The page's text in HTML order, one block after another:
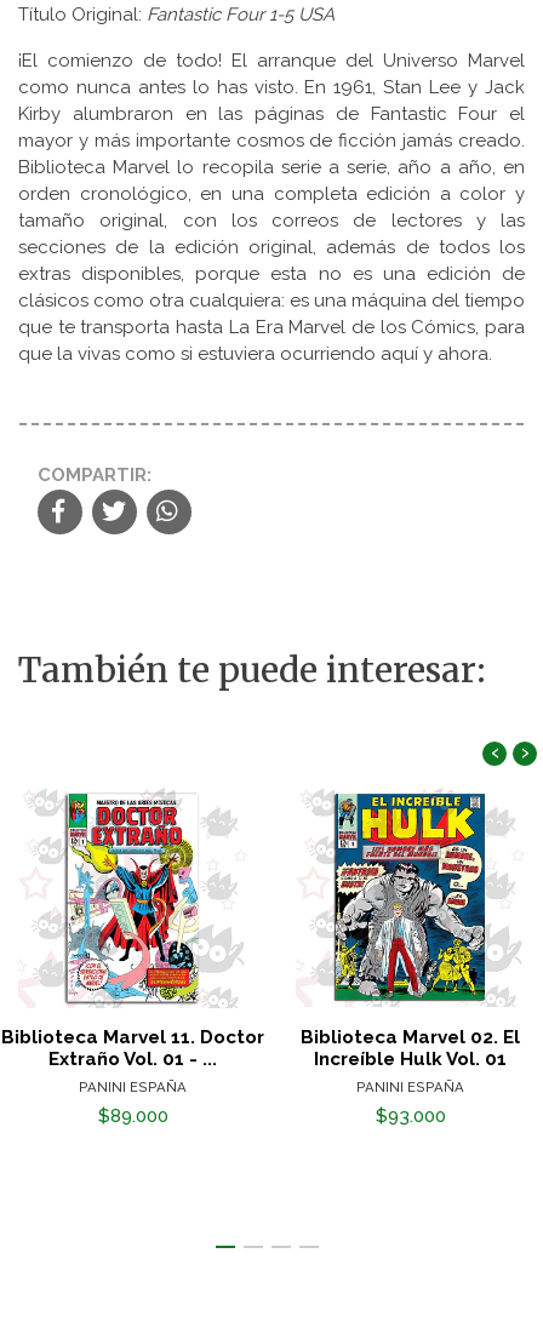
Título Original: Fantastic Four 1-5 USA
¡El comienzo de todo! El arranque del Universo Marvel
como nunca antes lo has visto. En 1961, Stan Lee y Jack
Kirby alumbraron en las páginas de Fantastic Four el
mayor y más importante cosmos de ficción jamás creado.
Biblioteca Marvel lo recopila serie a serie, año a año, en
orden cronológico, en una completa edición a color y
tamaño original, con los correos de lectores y las
secciones de la edición original, además de todos los
extras disponibles, porque esta no es una edición de
clásicos como otra cualquiera: es una máquina del tiempo
que te transporta hasta La Era Marvel de los Cómics, para
que la vivas como si estuviera ocurriendo aquí y ahora.
COMPARTIR:
También te puede interesar:
Biblioteca Marvel 11. Doctor
Extraño Vol. 01 - ...
PANINI ESPAÑA
$89.000
Biblioteca Marvel 02. El
Increíble Hulk Vol. 01
PANINI ESPAÑA
$93.000
‹ ›